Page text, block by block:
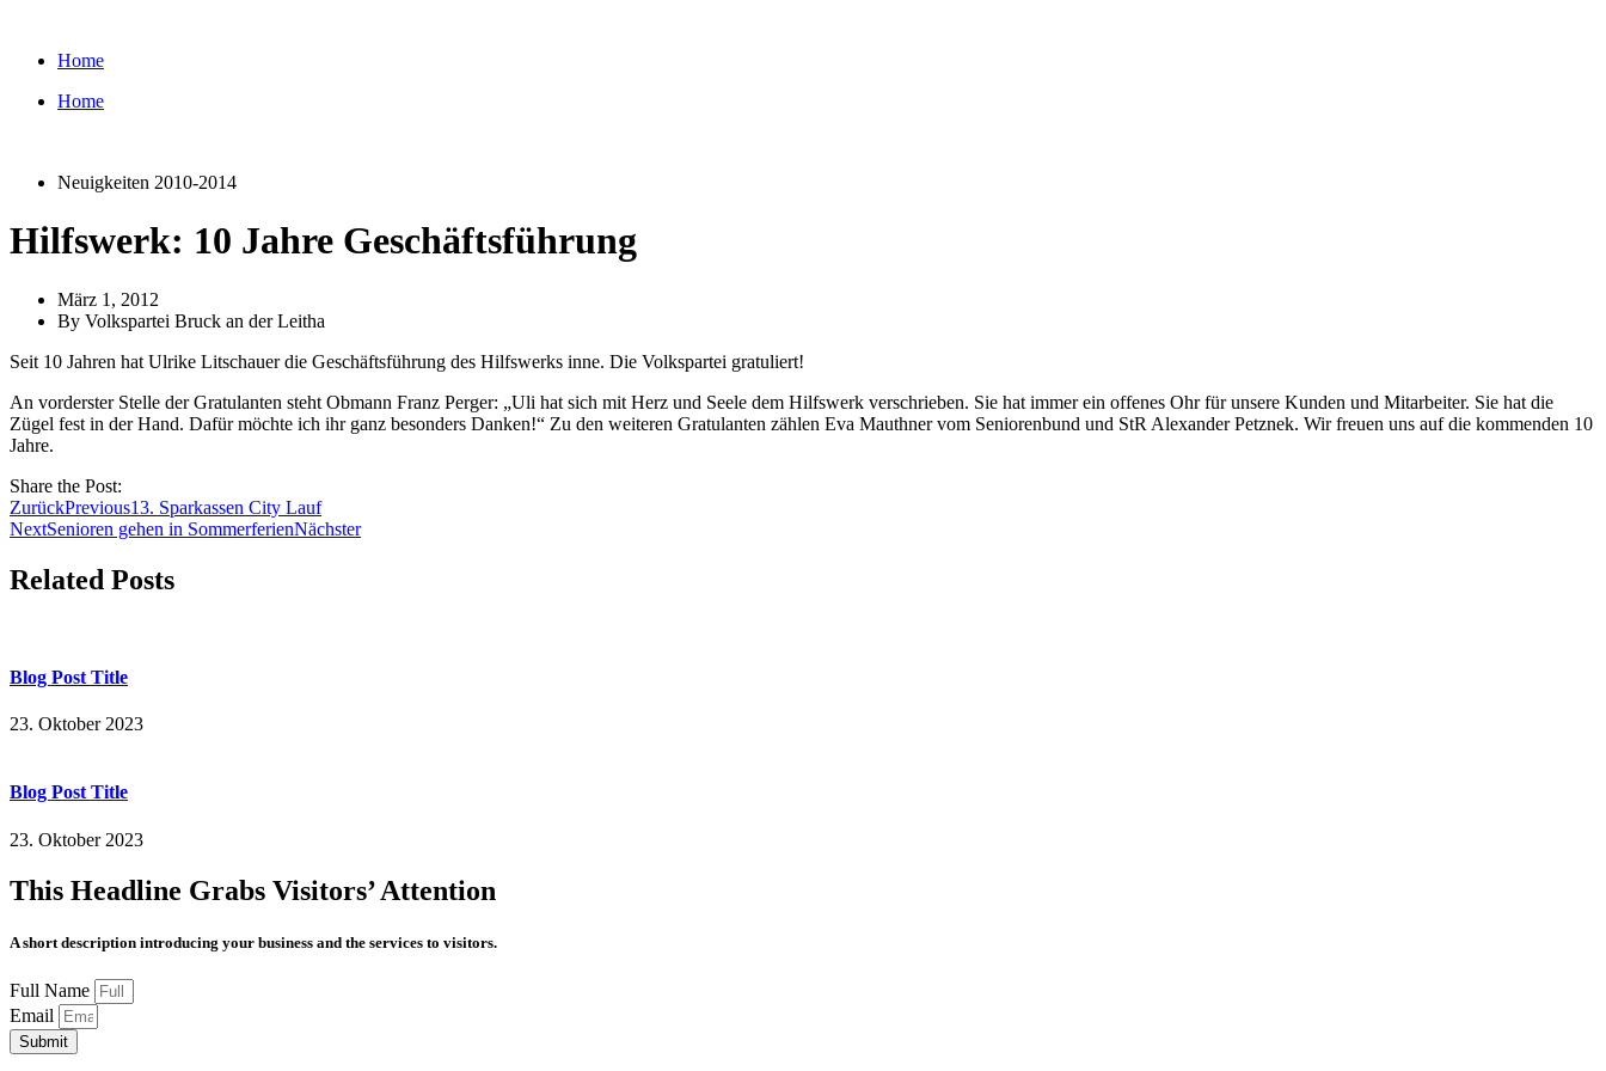
wechselnHome
Home
Neuigkeiten 2010-2014
Hilfswerk: 10 Jahre Geschäftsführung
März 1, 2012
By Volkspartei Bruck an der Leitha
Seit 10 Jahren hat Ulrike Litschauer die Geschäftsführung des Hilfswerks inne. Die Volkspartei gratuliert!
An vorderster Stelle der Gratulanten steht Obmann Franz Perger: „Uli hat sich mit Herz und Seele dem Hilfswerk verschrieben. Sie hat immer ein offenes Ohr für unsere Kunden und Mitarbeiter. Sie hat die
Zügel fest in der Hand. Dafür möchte ich ihr ganz besonders Danken!“ Zu den weiteren Gratulanten zählen Eva Mauthner vom Seniorenbund und StR Alexander Petznek. Wir freuen uns auf die kommenden 10
Jahre.
Share the Post:
ZurückPrevious13. Sparkassen City Lauf
NextSenioren gehen in SommerferienNächster
Related Posts
Blog Post Title
23. Oktober 2023
Blog Post Title
23. Oktober 2023
This Headline Grabs Visitors’ Attention
A short description introducing your business and the services to visitors.
Full Name
Email
Submit